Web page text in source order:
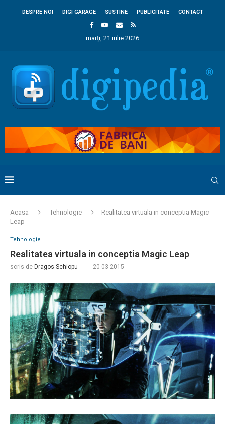
DESPRE NOI DIGI GARAGE SUSTINE PUBLICITATE CONTACT
marți, 21 iulie 2026
Acasa Tehnologie
Realitatea virtuala in conceptia Magic
Leap
Tehnologie
Realitatea virtuala in conceptia Magic Leap
scris de Dragos Schiopu 20-03-2015